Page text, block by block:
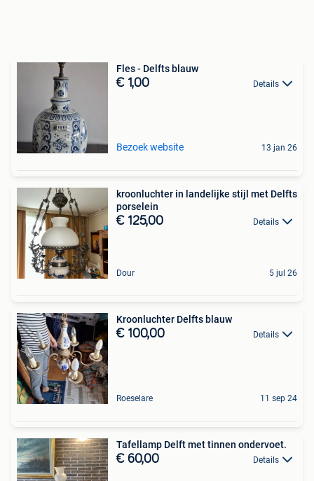
Fles - Delfts blauw
€ 1,00 Details
Bezoek website 13 jan 26
kroonluchter in landelijke stijl met Delfts
porselein
€ 125,00 Details
Dour 5 jul 26
Kroonluchter Delfts blauw
€ 100,00 Details
Roeselare 11 sep 24
Tafellamp Delft met tinnen ondervoet.
€ 60,00 Details